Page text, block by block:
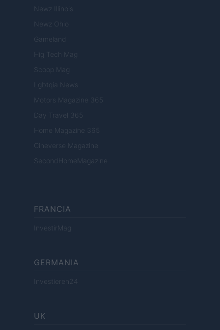
Newz Illinois
Newz Ohio
Gameland
Hig Tech Mag
Scoop Mag
Lgbtqia News
Motors Magazine 365
Day Travel 365
Home Magazine 365
Cineverse Magazine
SecondHomeMagazine
FRANCIA
InvestirMag
GERMANIA
Investieren24
UK